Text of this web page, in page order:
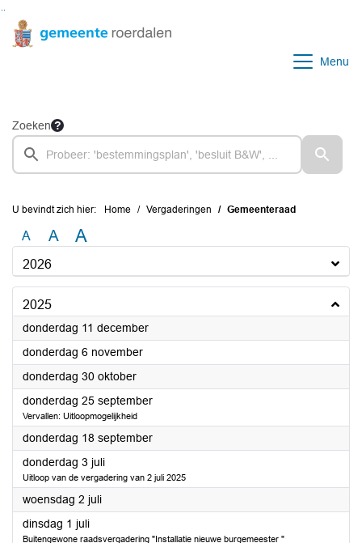
Ga naar de inhoud van deze pagina
Ga naar het zoeken
Ga naar het menu
Menu
Zoeken
U bevindt zich hier: Home Vergaderingen Gemeenteraad
A A A
2026
2025
donderdag 11 december2025
donderdag 6 november2025
donderdag 30 oktober2025
donderdag 25 september2025
Vervallen: Uitloopmogelijkheid
donderdag 18 september2025
donderdag 3 juli2025
Uitloop van de vergadering van 2 juli 2025
woensdag 2 juli2025
dinsdag 1 juli2025
Buitengewone raadsvergadering "Installatie nieuwe burgemeester "